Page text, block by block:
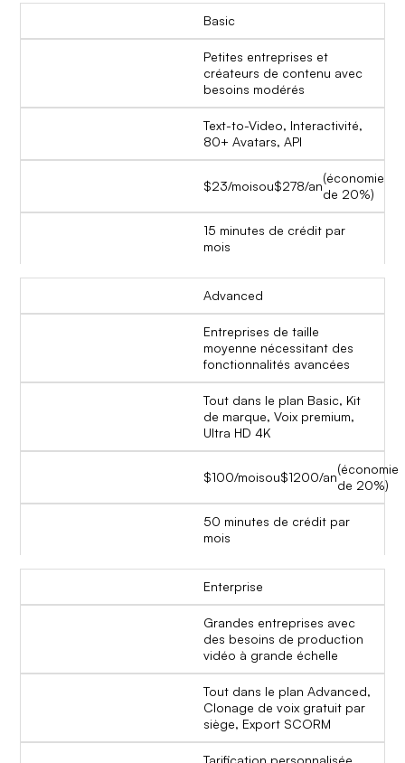
Basic
Petites entreprises et
créateurs de contenu avec
besoins modérés
Text-to-Video, Interactivité,
80+ Avatars, API
$23/moisou$278/an
(économie
de 20%)
15 minutes de crédit par
mois
Advanced
Entreprises de taille
moyenne nécessitant des
fonctionnalités avancées
Tout dans le plan Basic, Kit
de marque, Voix premium,
Ultra HD 4K
$100/moisou$1200/an
(économie
de 20%)
50 minutes de crédit par
mois
Enterprise
Grandes entreprises avec
des besoins de production
vidéo à grande échelle
Tout dans le plan Advanced,
Clonage de voix gratuit par
siège, Export SCORM